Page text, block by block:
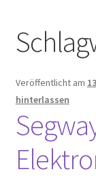
Vorsicht
Über FunShop
Impressum
Zum Onlineshop
Veröffentlicht am
hinterlassen